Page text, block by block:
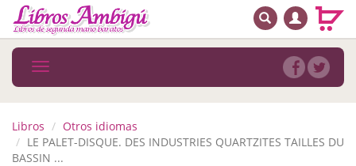
MENÚ PRINCIPAL
Novedades
MATERIAS
BUSCAR
Toggle
navigation
Libros
Otros idiomas
LE PALET-DISQUE. DES INDUSTRIES QUARTZITES TAILLES DU
BASSIN ...